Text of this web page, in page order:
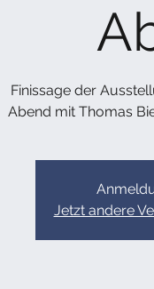
Finissage der
Abend mit Thomas
Jetzt andere